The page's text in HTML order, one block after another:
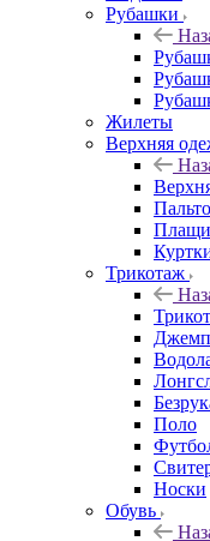
Рубашки
Жилеты
Верхняя
Пальто
Плащи
Трикотаж
Поло
Носки
Обувь